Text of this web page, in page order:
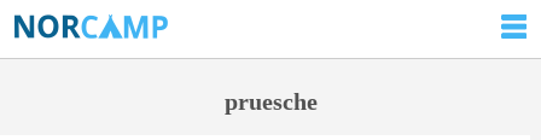
pruesche